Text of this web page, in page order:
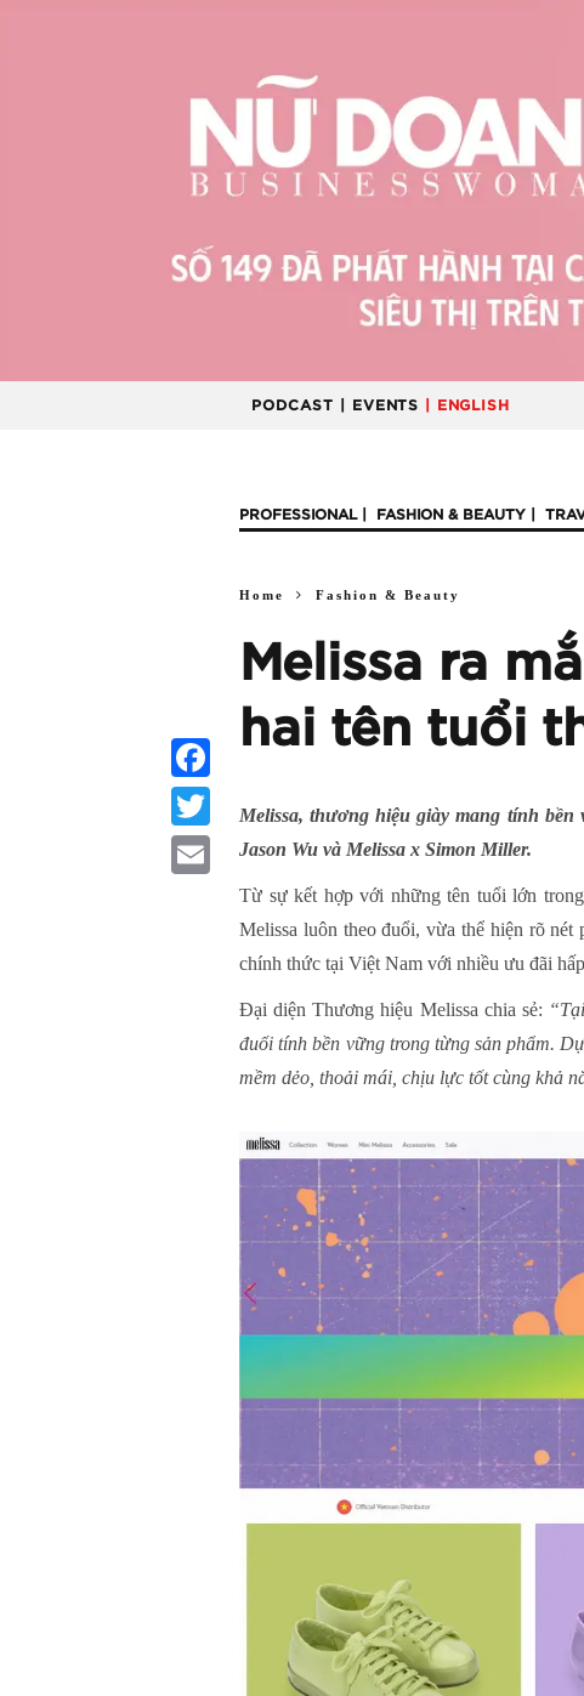
PODCAST | EVENTS | ENGLISH
PROFESSIONAL FASHION & BEAUTY
Home Fashion & Beauty
Melissa ra
hai tên tuổi
Melissa, thương hiệu giày mang tính
Jason Wu và Melissa x Simon Miller.
Từ sự kết hợp với những tên tuổi lớn
Melissa luôn theo đuổi, vừa thể hiện rõ nét
chính thức tại Việt Nam với nhiều ưu đãi
Đại diện Thương hiệu Melissa chia sẻ:
đuổi tính bền vững trong từng sản phẩm.
mềm dẻo, thoải mái, chịu lực tốt cùng khả
Facebook
Twitter